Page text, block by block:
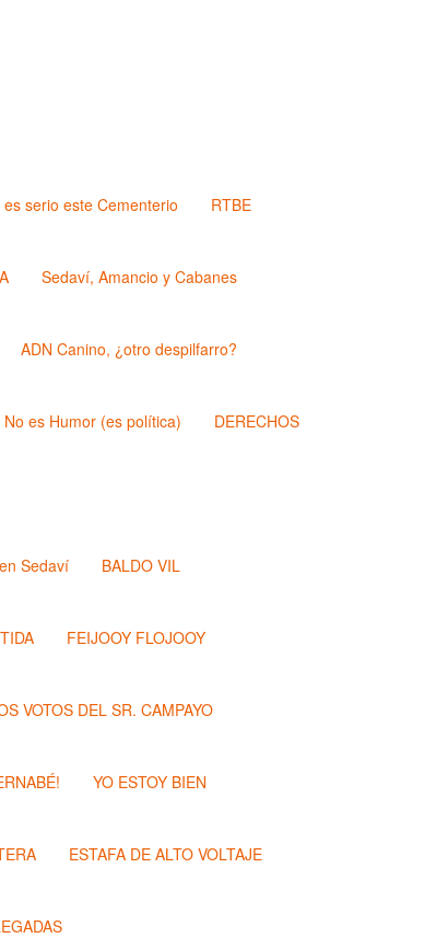
es serio este Cementerio RTBE
Sedaví, Amancio y Cabanes
ADN Canino, ¿otro despilfarro?
No es Humor (es política) DERECHOS
Sedaví BALDO VIL
FEIJOOY FLOJOOY
VOTOS DEL SR. CAMPAYO
YO ESTOY BIEN
ESTAFA DE ALTO VOLTAJE